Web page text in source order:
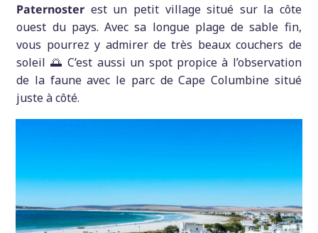
Paternoster est un petit village situé sur la côte
ouest du pays. Avec sa longue plage de sable fin,
vous pourrez y admirer de très beaux couchers de
soleil 🌅 C’est aussi un spot propice à l’observation
de la faune avec le parc de Cape Columbine situé
juste à côté.